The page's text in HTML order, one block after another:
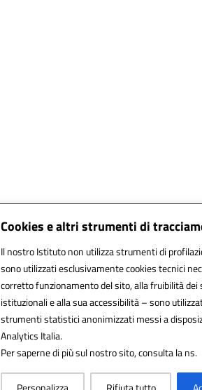
Cookies e altri strumenti di
Il nostro Istituto non utilizza strumenti di
sono utilizzati esclusivamente cookies tecnici
corretto funzionamento del sito, alla fruibilità dei
istituzionali e alla sua accessibilità – sono
strumenti statistici anonimizzati messi a
Analytics Italia.
Per saperne di più sul nostro sito, consulta la ns.